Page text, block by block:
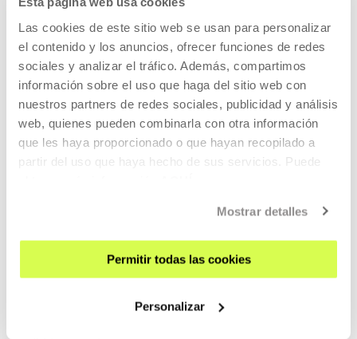
Las cookies de este sitio web se usan para personalizar
el contenido y los anuncios, ofrecer funciones de redes
sociales y analizar el tráfico. Además, compartimos
información sobre el uso que haga del sitio web con
nuestros partners de redes sociales, publicidad y análisis
web, quienes pueden combinarla con otra información
que les haya proporcionado o que hayan recopilado a
partir del uso que haya hecho de sus servicios. Puede
Mostrar detalles
Permitir todas las cookies
Personalizar
A una eda...
MÁS INFORMACIÓN